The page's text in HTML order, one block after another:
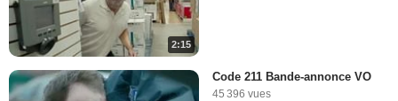
2:15
Code 211 Bande-annonce VO
45 396 vues